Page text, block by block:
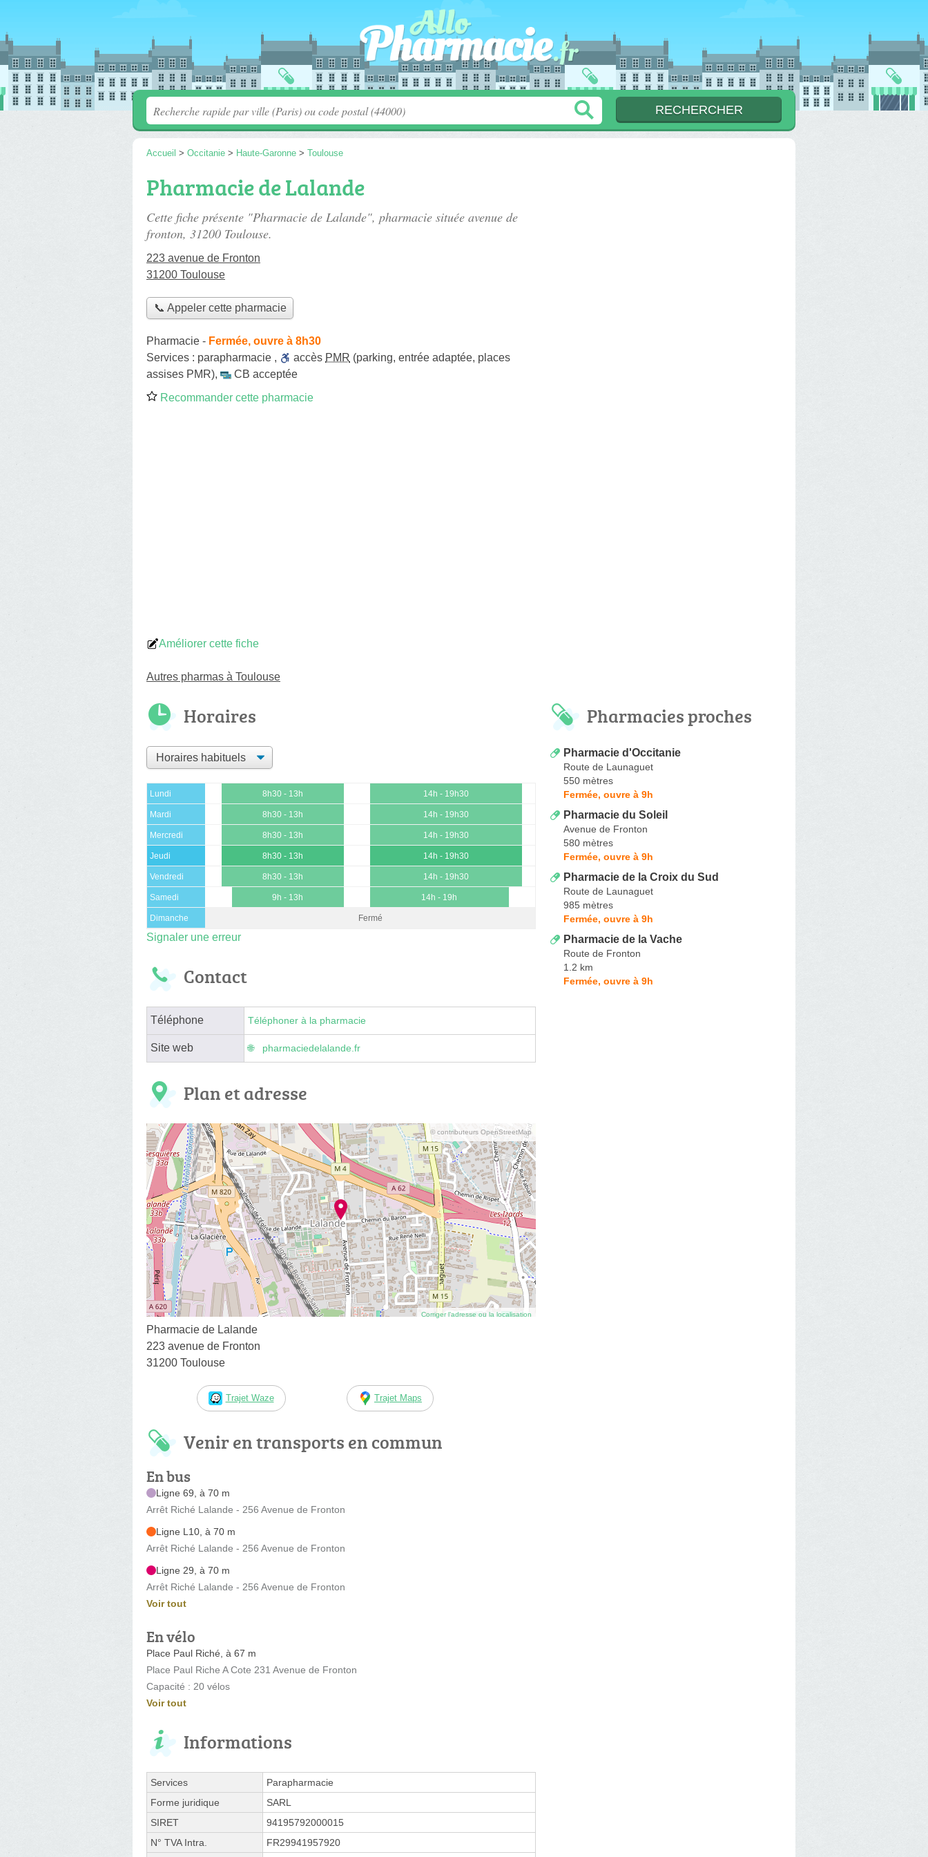
Accueil > Occitanie > Haute-Garonne > Toulouse
Pharmacie de Lalande
Cette fiche présente "Pharmacie de Lalande", pharmacie située avenue de
fronton, 31200 Toulouse.
223 avenue de Fronton
31200 Toulouse
📞 Appeler cette pharmacie
Pharmacie - Fermée, ouvre à 8h30
Services : parapharmacie , accès PMR (parking, entrée adaptée, places
assises PMR),
CB acceptée
Recommander cette pharmacie
Améliorer cette fiche
Autres pharmas à Toulouse
Horaires
Lundi 8h30 - 13h 14h - 19h30
Mardi 8h30 - 13h 14h - 19h30
Mercredi 8h30 - 13h 14h - 19h30
Jeudi 8h30 - 13h 14h - 19h30
Vendredi 8h30 - 13h 14h - 19h30
Samedi 9h - 13h 14h - 19h
Dimanche Fermé
Signaler une erreur
Contact
Téléphone Téléphoner à la pharmacie
Site web pharmaciedelalande.fr
Plan et adresse
© contributeurs OpenStreetMap
Corriger l’adresse ou la localisation
Pharmacie de Lalande
223 avenue de Fronton
31200 Toulouse
Trajet Waze Trajet Maps
Venir en transports en commun
En bus
Ligne 69, à 70 m
Arrêt Riché Lalande - 256 Avenue de Fronton
Ligne L10, à 70 m
Arrêt Riché Lalande - 256 Avenue de Fronton
Ligne 29, à 70 m
Arrêt Riché Lalande - 256 Avenue de Fronton
Voir tout
En vélo
Place Paul Riché, à 67 m
Place Paul Riche A Cote 231 Avenue de Fronton
Capacité : 20 vélos
Voir tout
Informations
Services
Parapharmacie
Forme juridique
SARL
SIRET
94195792000015
N° TVA Intra.
FR29941957920
Pharmacies proches
Pharmacie d'Occitanie
Route de Launaguet
550 mètres
Fermée, ouvre à 9h
Pharmacie du Soleil
Avenue de Fronton
580 mètres
Fermée, ouvre à 9h
Pharmacie de la Croix du Sud
Route de Launaguet
985 mètres
Fermée, ouvre à 9h
Pharmacie de la Vache
Route de Fronton
1.2 km
Fermée, ouvre à 9h